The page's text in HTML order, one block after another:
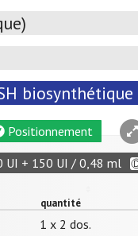
biosynthétique
Positionnement
+ 150 UI / 0,48 ml
quantité
1 x 2 dos.